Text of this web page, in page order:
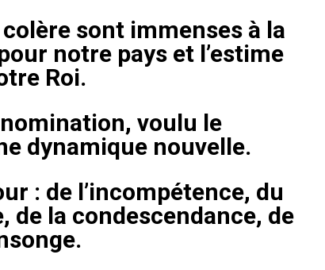
sont immenses à la
notre pays et l’estime
Roi.
voulu le
dynamique nouvelle.
: de l’incompétence, du
de la condescendance, de